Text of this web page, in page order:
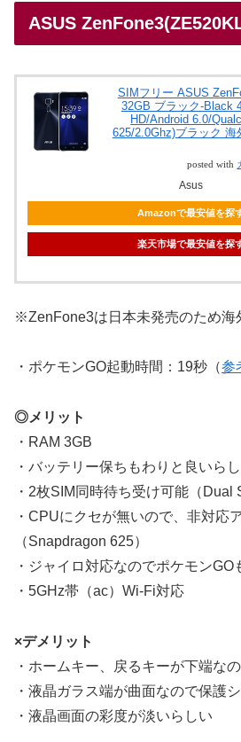
ASUS
SIMフリー ASUS
32GB ブラック-Black
HD/Android 6.0/
625/2.0Ghz)ブラック 海
posted with
Asus
Amazonで最安値を探
楽天市場で最安値を探
※ZenFone3は日本未発売のため海
・ポケモンGO起動時間：19秒（参
◎メリット
・RAM 3GB
・バッテリー保ちもわりと良いら
・2枚SIM同時待ち受け可能（Dual
・CPUにクセが無いので、非対応
（Snapdragon 625）
・ジャイロ対応なのでポケモンGO
・5GHz帯（ac）Wi-Fi対応
×デメリット
・ホームキー、戻るキーが下端な
・液晶ガラス端が曲面なので保護
・液晶画面の彩度が淡いらしい